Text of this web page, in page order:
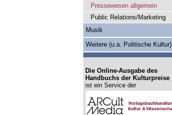
Pressewesen allgemein
Public Relations/Marketing
Musik
Weitere (u.a. Politische Kultur)
Die Online-Ausgabe des
Handbuchs der Kulturpreise
ist ein Service der